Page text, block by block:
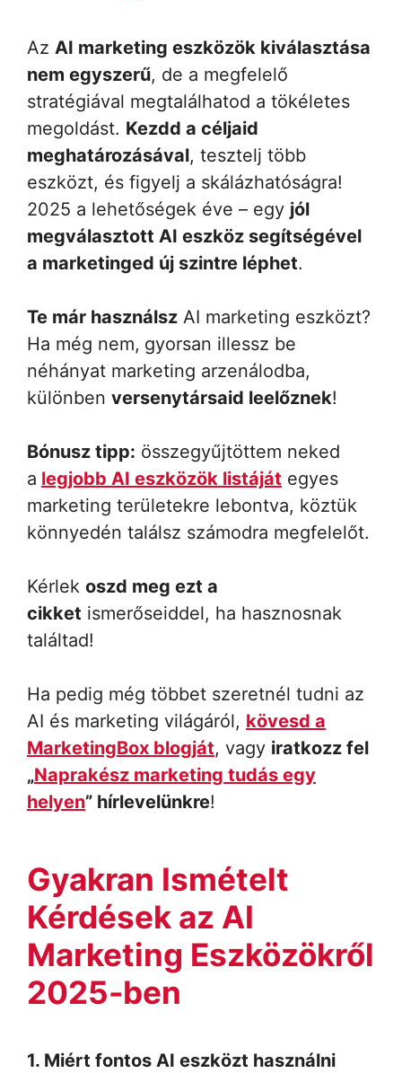
Az AI marketing eszközök kiválasztása
nem egyszerű, de a megfelelő
stratégiával megtalálhatod a tökéletes
megoldást. Kezdd a céljaid
meghatározásával, tesztelj több
eszközt, és figyelj a skálázhatóságra!
2025 a lehetőségek éve – egy jól
megválasztott AI eszköz segítségével
a marketinged új szintre léphet.
Te már használsz AI marketing eszközt?
Ha még nem, gyorsan illessz be
néhányat marketing arzenálodba,
különben versenytársaid leelőznek!
Bónusz tipp: összegyűjtöttem neked
a legjobb AI eszközök listáját egyes
marketing területekre lebontva, köztük
könnyedén találsz számodra megfelelőt.
Kérlek oszd meg ezt a
cikket ismerőseiddel, ha hasznosnak
találtad!
Ha pedig még többet szeretnél tudni az
AI és marketing világáról, kövesd a
MarketingBox blogját, vagy iratkozz fel
„Naprakész marketing tudás egy
helyen” hírlevelünkre!
Gyakran Ismételt
Kérdések az AI
Marketing Eszközökről
2025-ben
1. Miért fontos AI eszközt használni